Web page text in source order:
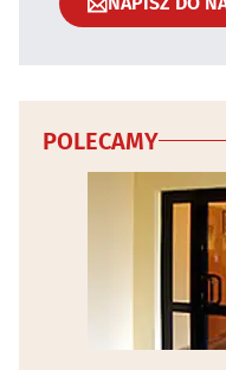
POLECAMY